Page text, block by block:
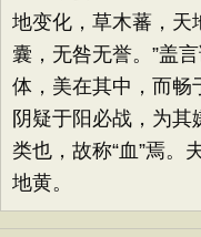
地变化，草木蕃，天
囊，无咎无誉。”盖
体，美在其中，而畅
阴疑于阳必战，为其
类也，故称“血”焉。
地黄。